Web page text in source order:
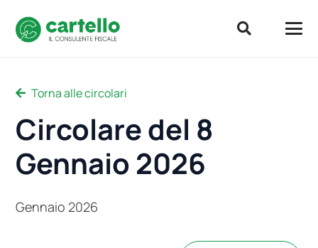
Torna alle circolari
Circolare del 8
Gennaio 2026
Gennaio 2026